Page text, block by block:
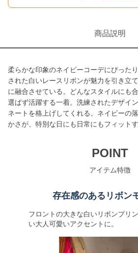
商品説明
柔らかな印象のネイビーコーデにぴった
された白いレースリボンが魅力を引き立
に融合させている。どんなスタイルにも
選ばず活躍する一着。洗練されたデザイ
ネートを格上げしてくれる。ネイビーの
かさが、特別な日にも日常にもフィットす
POINT
アイテム特徴
存在感のあるリボン
フロントの大きな白いリボンプリ
い大人可愛いアクセントに。